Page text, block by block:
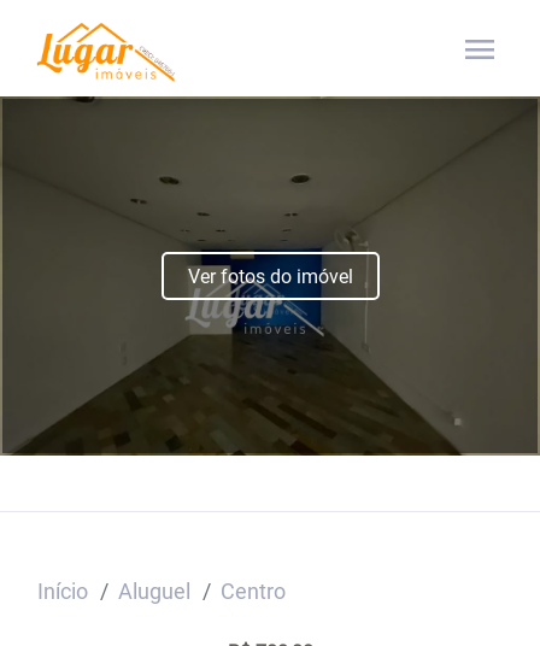
menu
Ver fotos do imóvel
Início Aluguel Centro